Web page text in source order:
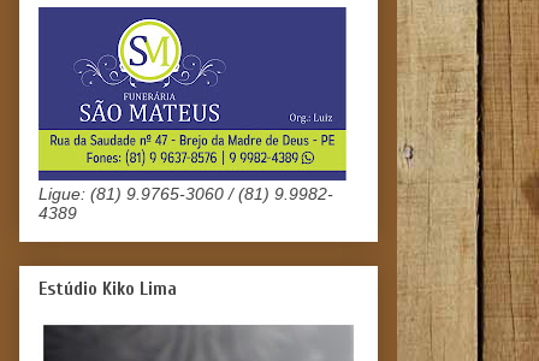
Ligue: (81) 9.9765-3060 / (81) 9.9982-
4389
Estúdio Kiko Lima